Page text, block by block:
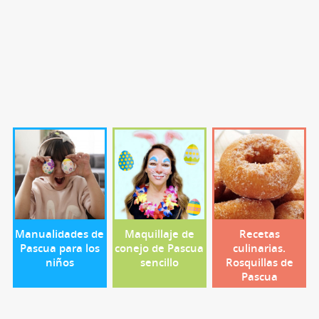
Manualidades de
Pascua para los
niños
Maquillaje de
conejo de Pascua
sencillo
Recetas
culinarias.
Rosquillas de
Pascua